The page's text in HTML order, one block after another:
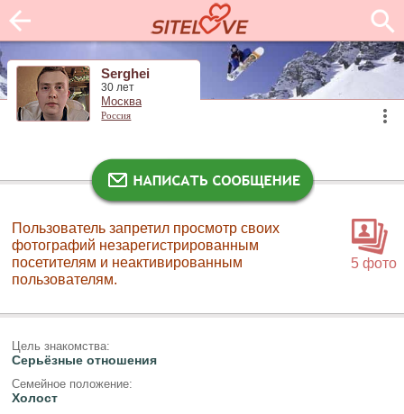
Serghei
30 лет
Москва
Россия
5 фото
Пользователь запретил просмотр своих
фотографий незарегистрированным
посетителям и неактивированным
пользователям.
Цель знакомства:
Серьёзные отношения
Семейное положение:
Холост